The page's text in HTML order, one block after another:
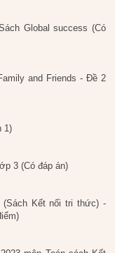
Global success (Có
and Friends - Đề 2
1)
3 (Có đáp án)
Kết nối tri thức) -